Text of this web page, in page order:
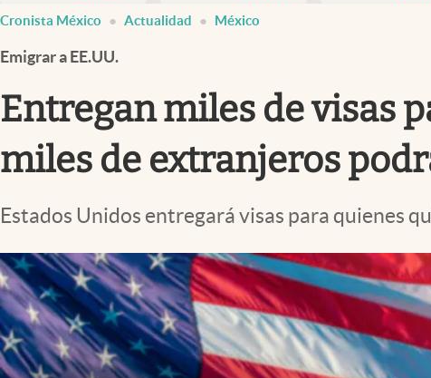
Opinión
Brand Strategy
Vida y estilo
Tv
Espiritualidad
Mediakit
abre en nueva pestaña
Cronista México Actualidad México
Emigrar a EE.UU.
Entregan miles de visas
miles de extranjeros
Estados Unidos entregará visas para quienes